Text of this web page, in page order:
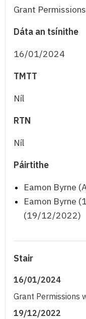
Grant
Dáta an tsínithe
16/01/2024
TMTT
Níl
RTN
Níl
Páirtithe
Eamon Byrne
Eamon Byrne
(19/12/2022)
Stair
16/01/2024
Grant Permissions
19/12/2022